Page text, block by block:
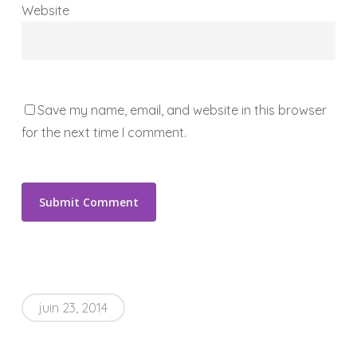
Website
Save my name, email, and website in this browser
for the next time I comment.
juin 23, 2014